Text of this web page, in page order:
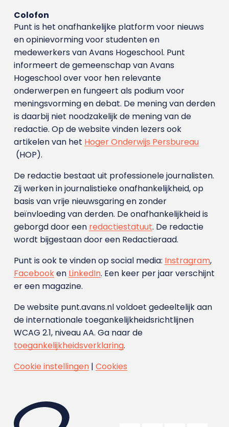
Colofon
Punt is het onafhankelijke platform voor nieuws
en opinievorming voor studenten en
medewerkers van Avans Hoge­school. Punt
informeert de gemeenschap van Avans
Hogeschool over voor hen relevante
onderwerpen en fungeert als podium voor
meningsvorming en debat. De mening van derden
is daarbij niet noodzakelijk de mening van de
redactie. Op de website vinden lezers ook
artikelen van het Hoger Onderwijs Persbureau
(HOP).
De redactie bestaat uit professionele journalisten.
Zij werken in journalistieke onafhankelijkheid, op
basis van vrije nieuwsgaring en zonder
beïnvloeding van derden. De onafhankelijkheid is
geborgd door een redactiestatuut. De redactie
wordt bijgestaan door een Redactieraad.
Punt is ook te vinden op social media: Instragram,
Facebooken LinkedIn. Een keer per jaar verschijnt
er een magazine.
De website punt.avans.nl voldoet gedeeltelijk aan
de internationale toegankelijkheidsrichtlijnen
WCAG 2.1, niveau AA. Ga naar de
toegankelijkheidsverklaring.
Cookie instellingen| Cookies